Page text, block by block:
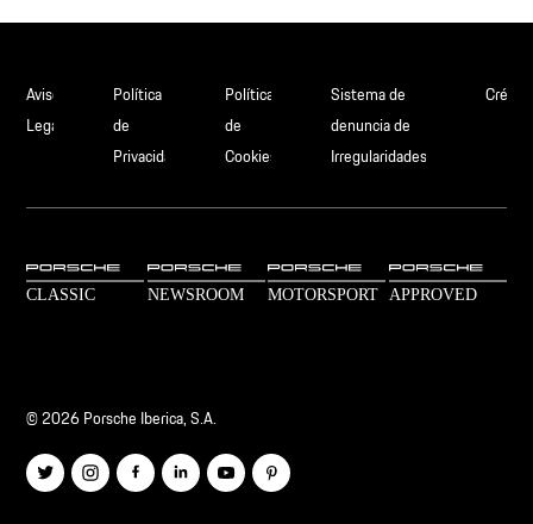
Aviso
Legal
Política
de
Privacidad
Política
de
Cookies
Sistema de
denuncia de
Irregularidades
© 2026 Porsche Iberica, S.A.